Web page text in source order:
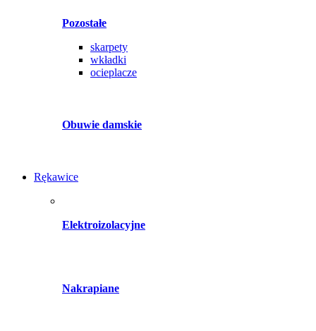
Pozostałe
skarpety
wkładki
ocieplacze
Obuwie damskie
Rękawice
Elektroizolacyjne
Nakrapiane